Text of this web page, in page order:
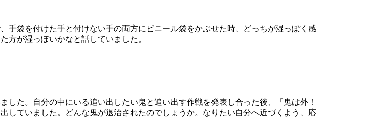
袋を付けた手と付けない手の両方にビニール袋をかぶせた時、どっちが湿っぽく感
方が湿っぽいかなと話していました。
た。自分の中にいる追い出したい鬼と追い出す作戦を発表し合った後、「鬼は外！
していました。どんな鬼が退治されたのでしょうか。なりたい自分へ近づくよう、応